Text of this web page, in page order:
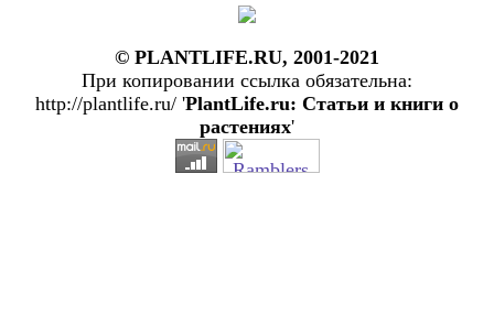
© PLANTLIFE.RU, 2001-2021
При копировании ссылка обязательна:
http://plantlife.ru/ 'PlantLife.ru: Статьи и книги о
растениях'